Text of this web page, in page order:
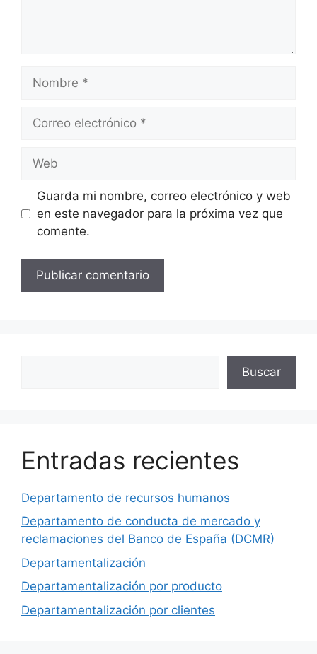
Nombre
Correo
Web
Guarda mi nombre, correo electrónico y web
en este navegador para la próxima vez que
comente.
Buscar
Entradas recientes
Departamento de recursos humanos
Departamento de conducta de mercado y
reclamaciones del Banco de España (DCMR)
Departamentalización
Departamentalización por producto
Departamentalización por clientes